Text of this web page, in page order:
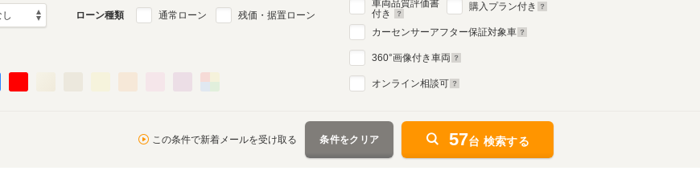
ローン種類 通常ローン 残価・据置ローン
車両品質評価書
付き
購入プラン付き
カーセンサーアフター保証対象車
360°画像付き車両
オンライン相談可
この条件で新着メールを受け取る 条件をクリア 57台 検索する